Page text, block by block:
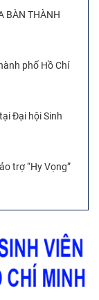
BÀN THÀNH
phố Hồ Chí
Đại hội Sinh
trợ “Hy Vọng”